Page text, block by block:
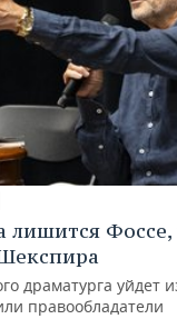
лишится Фоссе,
драматурга уйдет
правообладатели